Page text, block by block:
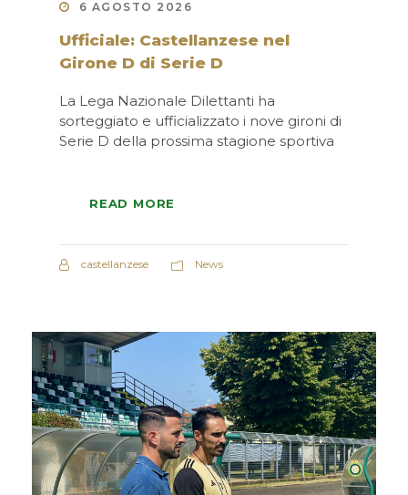
6 AGOSTO 2026
Ufficiale: Castellanzese nel
Girone D di Serie D
La Lega Nazionale Dilettanti ha
sorteggiato e ufficializzato i nove gironi di
Serie D della prossima stagione sportiva
READ MORE
castellanzese News